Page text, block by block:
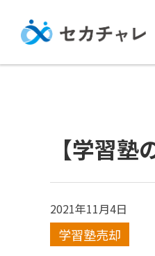
【学習
2021年11月4日
学習塾売却